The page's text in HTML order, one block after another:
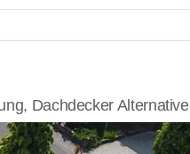
Dachdecker Alternative